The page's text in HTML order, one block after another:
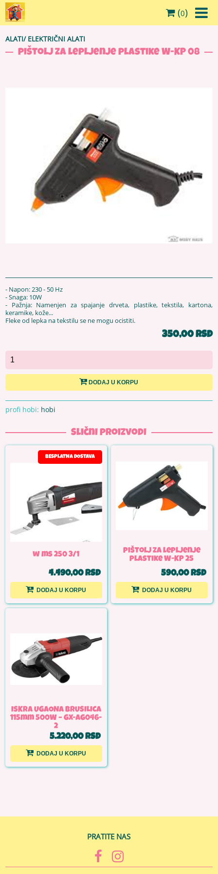
(0)
ALATI/ ELEKTRIČNI ALATI
pištolj za lepljenje plastike W-KP 08
- Napon: 230 - 50 Hz
- Snaga: 10W
- Pažnja: Namenjen za spajanje drveta, plastike, tekstila, kartona,
keramike, kože...
Fleke od lepka na tekstilu se ne mogu ocistiti.
350,00 RSD
DODAJ U KORPU
profi hobi: hobi
Slični proizvodi
BESPLATNA DOSTAVA
w ms 250 3/1
4.490,00 RSD
DODAJ U KORPU
pištolj za lepljenje
plastike W-KP 25
590,00 RSD
DODAJ U KORPU
ISKRA UGAONA BRUSILICA
115mm 500W – GX-AG046-
2
5.220,00 RSD
DODAJ U KORPU
PRATITE NAS